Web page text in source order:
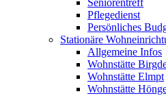
Seniorentreff
Pflegedienst
Persönliches
Stationäre
Allgemeine Infos
Wohnstätte
Wohnstätte Elmpt
Wohnstätte